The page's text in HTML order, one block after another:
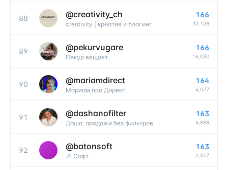
88 @creativity_ch
creativity | креатив и блогинг
166
32,128
89 @pekurvugare
Пекур вещает
166
16,030
90 @mariamdirect
Мариам про Директ
164
4,077
91 @dashanofilter
Даша, продажи без фильтров
163
6,898
92 @batonsoft
🥖 Софт
163
2,517